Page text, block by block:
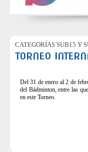
CATEGORÍAS SUB15 Y
TORNEO
Del 31 de enero al 2 de
del Bádminton, entre las
en este Torneo.